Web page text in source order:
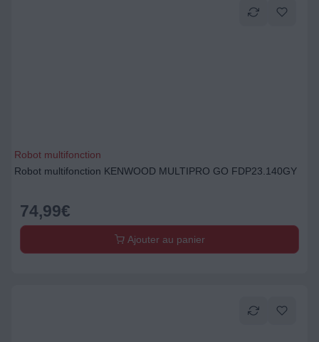
Robot multifonction
Robot multifonction KENWOOD MULTIPRO GO FDP23.140GY
74,99€
Ajouter au panier